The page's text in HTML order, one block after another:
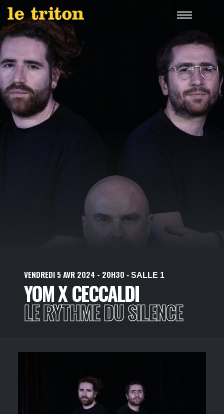
VENDREDI 5AVR 2024 - 20H30 - SALLE 1
YOM X CECCALDI
LE RYTHME DU SILENCE